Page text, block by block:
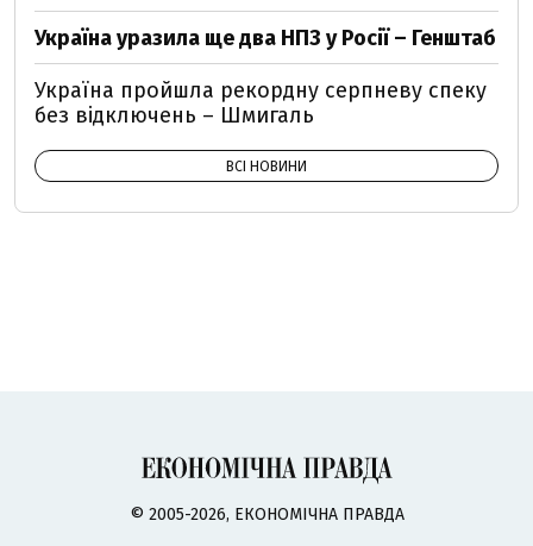
Україна уразила ще два НПЗ у Росії – Генштаб
Україна пройшла рекордну серпневу спеку
без відключень – Шмигаль
ВСІ НОВИНИ
© 2005-2026, ЕКОНОМІЧНА ПРАВДА